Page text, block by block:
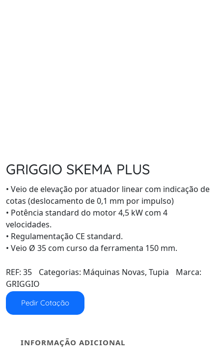
GRIGGIO SKEMA PLUS
• Veio de elevação por atuador linear com indicação de
cotas (deslocamento de 0,1 mm por impulso)
• Potência standard do motor 4,5 kW com 4
velocidades.
• Regulamentação CE standard.
• Veio Ø 35 com curso da ferramenta 150 mm.
REF: 35 Categorias: Máquinas Novas, Tupia
Marca:
GRIGGIO
Pedir Cotação
INFORMAÇÃO ADICIONAL